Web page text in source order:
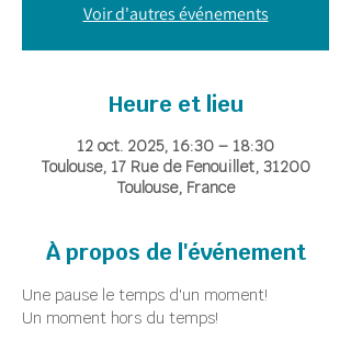
Voir d'autres événements
Heure et lieu
12 oct. 2025, 16:30 – 18:30
Toulouse, 17 Rue de Fenouillet, 31200
Toulouse, France
À propos de l'événement
Une pause le temps d'un moment!
Un moment hors du temps!